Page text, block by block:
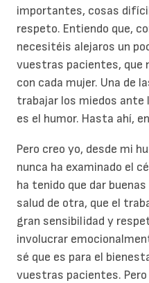
importantes, cosas
respeto. Entiendo que,
necesitéis alejaros un
vuestras pacientes, que
con cada mujer. Una de
trabajar los miedos ante
es el humor. Hasta ahí,
Pero creo yo, desde mi
nunca ha examinado el
ha tenido que dar
salud de otra, que el
gran sensibilidad y
involucrar
sé que es para el
vuestras pacientes.